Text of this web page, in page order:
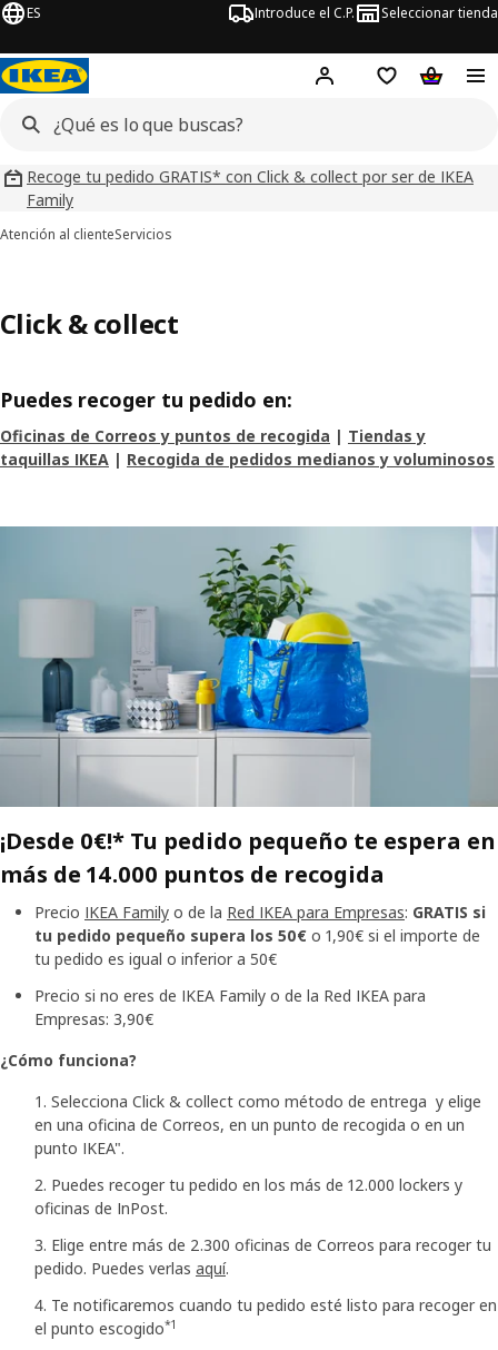
ES Introduce el C.P. Seleccionar tienda
Hej! Iniciar sesión
Lista de deseos
Carrito
Recoge tu pedido GRATIS* con Click & collect por ser de IKEA
Family
Atención al clienteServicios
Click & collect
Puedes recoger tu pedido en:
Oficinas de Correos y puntos de recogida | Tiendas y
taquillas IKEA | Recogida de pedidos medianos y voluminosos
¡Desde 0€!* Tu pedido pequeño te espera en
más de 14.000 puntos de recogida
Precio IKEA Family o de la Red IKEA para Empresas: GRATIS si
tu pedido pequeño supera los 50€ o 1,90€ si el importe de
tu pedido es igual o inferior a 50€
Precio si no eres de IKEA Family o de la Red IKEA para
Empresas: 3,90€
¿Cómo funciona?
Selecciona Click & collect como método de entrega y elige
en una oficina de Correos, en un punto de recogida o en un
punto IKEA".
Puedes recoger tu pedido en los más de 12.000 lockers y
oficinas de InPost.
Elige entre más de 2.300 oficinas de Correos para recoger tu
pedido. Puedes verlas aquí.
Te notificaremos cuando tu pedido esté listo para recoger en
el punto escogido*1